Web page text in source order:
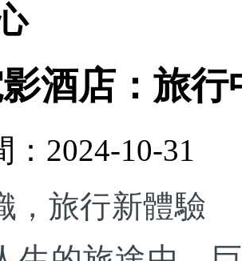
酒店：旅
2024-10-31
，旅行新體驗